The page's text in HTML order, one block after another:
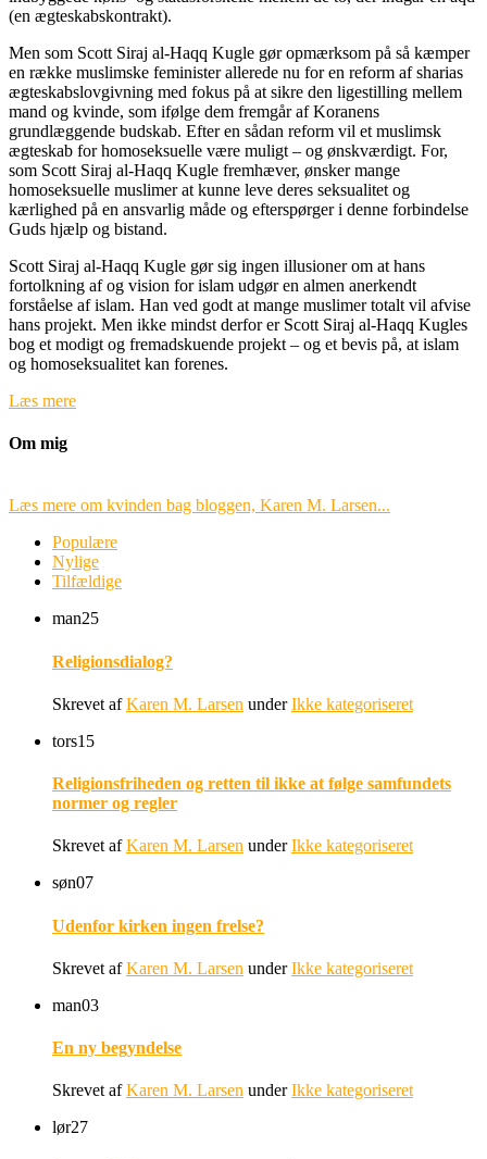
(en ægteskabskontrakt).
Men som Scott Siraj al-Haqq Kugle gør opmærksom på så kæmper
en række muslimske feminister allerede nu for en reform af sharias
ægteskabslovgivning med fokus på at sikre den ligestilling mellem
mand og kvinde, som ifølge dem fremgår af Koranens
grundlæggende budskab. Efter en sådan reform vil et muslimsk
ægteskab for homoseksuelle være muligt – og ønskværdigt. For,
som Scott Siraj al-Haqq Kugle fremhæver, ønsker mange
homoseksuelle muslimer at kunne leve deres seksualitet og
kærlighed på en ansvarlig måde og efterspørger i denne forbindelse
Guds hjælp og bistand.
Scott Siraj al-Haqq Kugle gør sig ingen illusioner om at hans
fortolkning af og vision for islam udgør en almen anerkendt
forståelse af islam. Han ved godt at mange muslimer totalt vil afvise
hans projekt. Men ikke mindst derfor er Scott Siraj al-Haqq Kugles
bog et modigt og fremadskuende projekt – og et bevis på, at islam
og homoseksualitet kan forenes.
Læs mere
Om mig
Læs mere om kvinden bag bloggen, Karen M. Larsen...
Populære
Nylige
Tilfældige
man25
Religionsdialog?
Skrevet afKaren M. Larsen underIkke kategoriseret
tors15
Religionsfriheden og retten til ikke at følge samfundets
normer og regler
Skrevet afKaren M. Larsen underIkke kategoriseret
søn07
Udenfor kirken ingen frelse?
Skrevet afKaren M. Larsen underIkke kategoriseret
man03
En ny begyndelse
Skrevet afKaren M. Larsen underIkke kategoriseret
lør27